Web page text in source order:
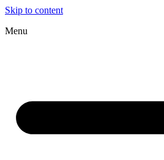
Skip to content
Menu